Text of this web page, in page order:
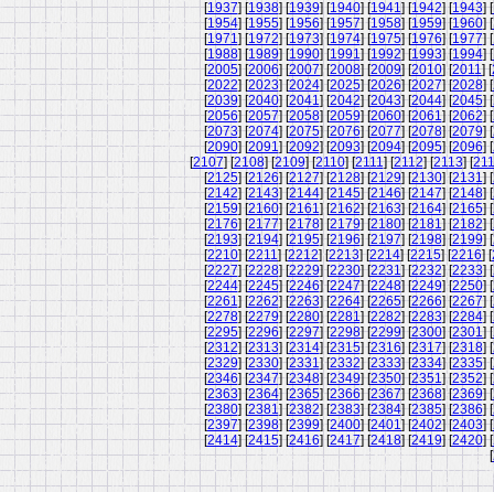
[1937] [1938] [1939] [1940] [1941] [1942] [1943] [
[1954] [1955] [1956] [1957] [1958] [1959] [1960] [
[1971] [1972] [1973] [1974] [1975] [1976] [1977] [
[1988] [1989] [1990] [1991] [1992] [1993] [1994] [
[2005] [2006] [2007] [2008] [2009] [2010] [2011] [
[2022] [2023] [2024] [2025] [2026] [2027] [2028] [
[2039] [2040] [2041] [2042] [2043] [2044] [2045] [
[2056] [2057] [2058] [2059] [2060] [2061] [2062] [
[2073] [2074] [2075] [2076] [2077] [2078] [2079] [
[2090] [2091] [2092] [2093] [2094] [2095] [2096] [
[2107] [2108] [2109] [2110] [2111] [2112] [2113] [
[2125] [2126] [2127] [2128] [2129] [2130] [2131] [
[2142] [2143] [2144] [2145] [2146] [2147] [2148] [
[2159] [2160] [2161] [2162] [2163] [2164] [2165] [
[2176] [2177] [2178] [2179] [2180] [2181] [2182] [
[2193] [2194] [2195] [2196] [2197] [2198] [2199] [
[2210] [2211] [2212] [2213] [2214] [2215] [2216] [
[2227] [2228] [2229] [2230] [2231] [2232] [2233] [
[2244] [2245] [2246] [2247] [2248] [2249] [2250] [
[2261] [2262] [2263] [2264] [2265] [2266] [2267] [
[2278] [2279] [2280] [2281] [2282] [2283] [2284] [
[2295] [2296] [2297] [2298] [2299] [2300] [2301] [
[2312] [2313] [2314] [2315] [2316] [2317] [2318] [
[2329] [2330] [2331] [2332] [2333] [2334] [2335] [
[2346] [2347] [2348] [2349] [2350] [2351] [2352] [
[2363] [2364] [2365] [2366] [2367] [2368] [2369] [
[2380] [2381] [2382] [2383] [2384] [2385] [2386] [
[2397] [2398] [2399] [2400] [2401] [2402] [2403] [
[2414] [2415] [2416] [2417] [2418] [2419] [2420] [
[